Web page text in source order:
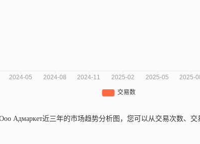
Ооо Адмаркет近三年的市场趋势分析图，您可以从交易次数、